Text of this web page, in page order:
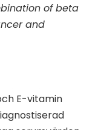
of beta
and
E-vitamin